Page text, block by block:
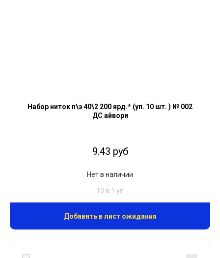
Набор ниток п\э 40\2 200 ярд.* (уп. 10 шт. ) № 002
ДС айвори
9.43 руб
Нет в наличии
10 в 1 уп
Добавить в лист ожидания